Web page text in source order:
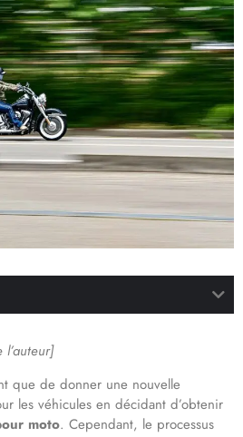
que de donner une nouvelle
les véhicules en décidant d’obtenir
moto. Cependant, le processus